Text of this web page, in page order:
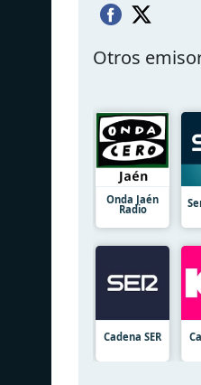
Otros
Onda Jaén
Radio
Cadena SER